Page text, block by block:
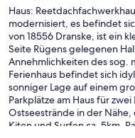
Haus:
modernisiert, es befindet
von 18556 Dranske, ist ein
Seite Rügens gelegenen
Annehmlichkeiten des sog.
Ferienhaus befindet sich
sonniger Lage auf einem
Parkplätze am Haus für
Ostseestrände in der Nähe,
Kiten und Surfen ca. 5km,